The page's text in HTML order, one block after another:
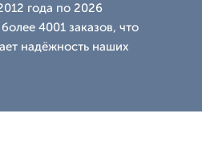
года по 2026
4001 заказов, что
надёжность наших